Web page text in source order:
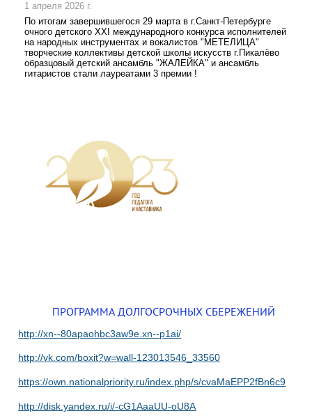
1 апреля 2026 г.
По итогам завершившегося 29 марта в г.Санкт-Петербурге
очного детского XXI международного конкурса исполнителей
на народных инструментах и вокалистов "МЕТЕЛИЦА"
творческие коллективы детской школы искусств г.Пикалёво
образцовый детский ансамбль "ЖАЛЕЙКА" и ансамбль
гитаристов стали лауреатами 3 премии !
ПРОГРАММА ДОЛГОСРОЧНЫХ СБЕРЕЖЕНИЙ
http://xn--80apaohbc3aw9e.xn--p1ai/
http://vk.com/boxit?w=wall-123013546_33560
https://own.nationalpriority.ru/index.php/s/cvaMaEPP2fBn6c9
http://disk.yandex.ru/i/-cG1AaaUU-oU8A